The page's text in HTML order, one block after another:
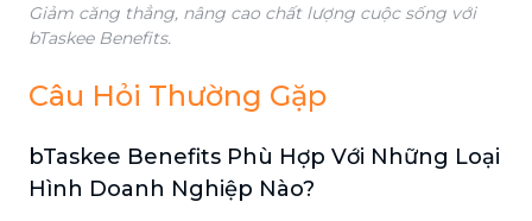
Giảm căng thẳng, nâng cao chất lượng cuộc sống với
bTaskee Benefits.
Câu Hỏi Thường Gặp
bTaskee Benefits Phù Hợp Với Những Loại
Hình Doanh Nghiệp Nào?